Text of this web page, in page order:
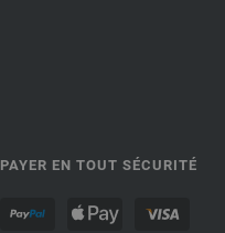
PAYER EN TOUT SÉCURITÉ